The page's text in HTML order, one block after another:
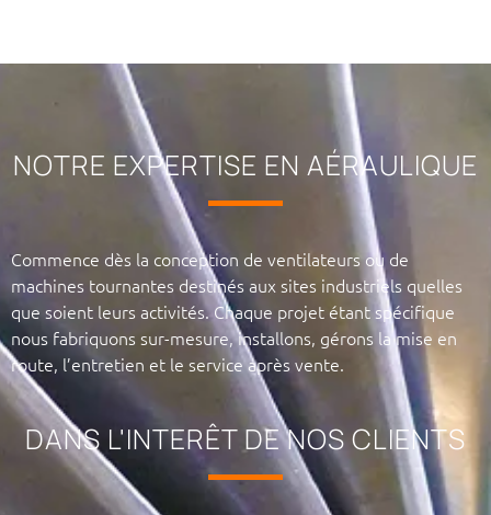
NOTRE EXPERTISE EN AÉRAULIQUE
Commence dès la conception de ventilateurs ou de
machines tournantes destinés aux sites industriels quelles
que soient leurs activités. Chaque projet étant spécifique
nous fabriquons sur-mesure, installons, gérons la mise en
route, l’entretien et le service après vente.
DANS L'INTERÊT DE NOS CLIENTS